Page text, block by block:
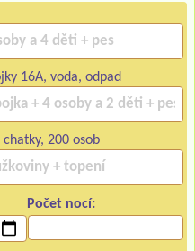
16A, voda, odpad
200 osob
Počet nocí: